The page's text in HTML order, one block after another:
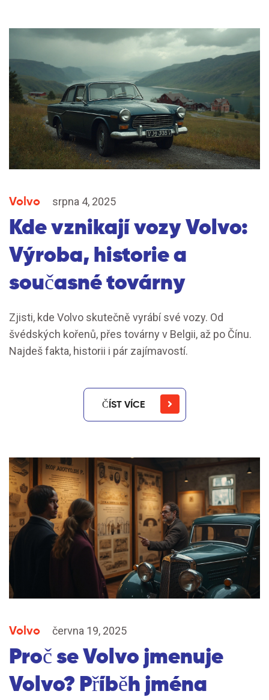
Volvo srpna 4, 2025
Kde vznikají vozy Volvo:
Výroba, historie a
současné továrny
Zjisti, kde Volvo skutečně vyrábí své vozy. Od
švédských kořenů, přes továrny v Belgii, až po Čínu.
Najdeš fakta, historii i pár zajímavostí.
ČÍST VÍCE
Volvo června 19, 2025
Proč se Volvo jmenuje
Volvo? Příběh jména